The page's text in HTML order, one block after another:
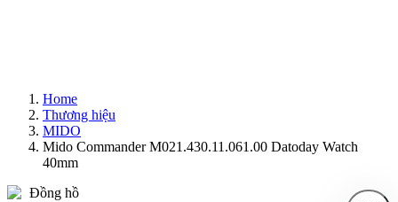
Home
Thương hiệu
MIDO
Mido Commander M021.430.11.061.00 Datoday Watch
40mm